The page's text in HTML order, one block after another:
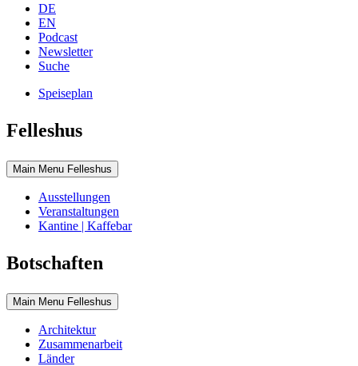
DE
EN
Podcast
Newsletter
Suche
Speiseplan
Felleshus
Main Menu Felleshus
Ausstellungen
Veranstaltungen
Kantine | Kaffebar
Botschaften
Main Menu Felleshus
Architektur
Zusammenarbeit
Länder